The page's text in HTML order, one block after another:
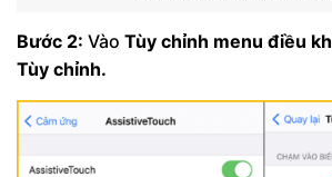
Bước 2: Vào Tùy chỉnh menu điều
Tùy chỉnh.